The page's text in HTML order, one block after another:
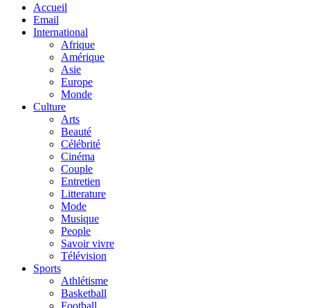
Accueil
Email
International
Afrique
Amérique
Asie
Europe
Monde
Culture
Arts
Beauté
Célébrité
Cinéma
Couple
Entretien
Litterature
Mode
Musique
People
Savoir vivre
Télévision
Sports
Athlétisme
Basketball
Football